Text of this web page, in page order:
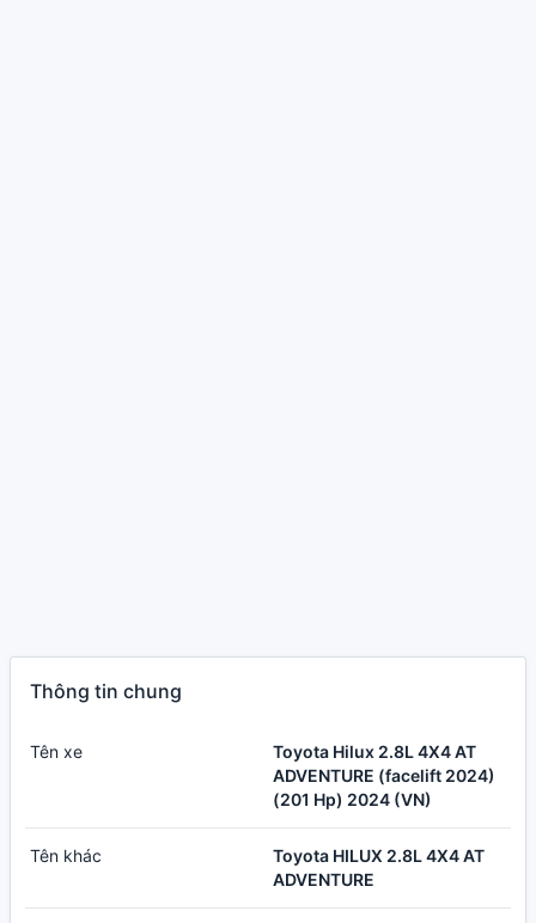
Thông tin chung
Tên xe
Toyota Hilux 2.8L 4X4 AT
ADVENTURE (facelift 2024)
(201 Hp) 2024 (VN)
Tên khác
Toyota HILUX 2.8L 4X4 AT
ADVENTURE